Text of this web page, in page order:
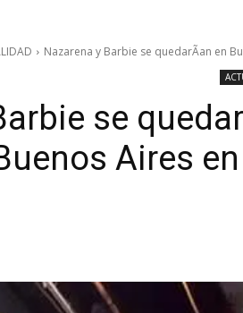
Nazarena y Barbie se quedarÃ­an en
se
Aires